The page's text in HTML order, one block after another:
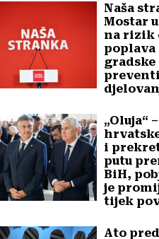
Naša
Mostar
na rizik
poplava
„Oluja“
i
putu
BiH,
je
tijek
Ato